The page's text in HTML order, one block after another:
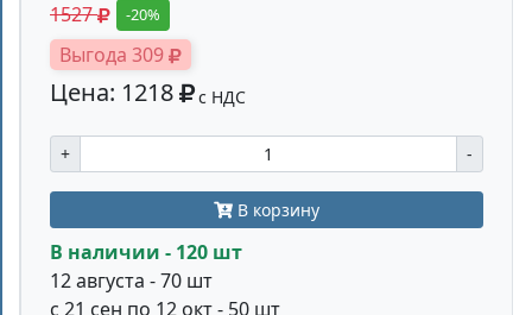
1527 -20%
Выгода 309
Цена: 1218 с НДС
+ -
В корзину
В наличии - 120 шт
12 августа - 70 шт
с 21 сен по 12 окт - 50 шт